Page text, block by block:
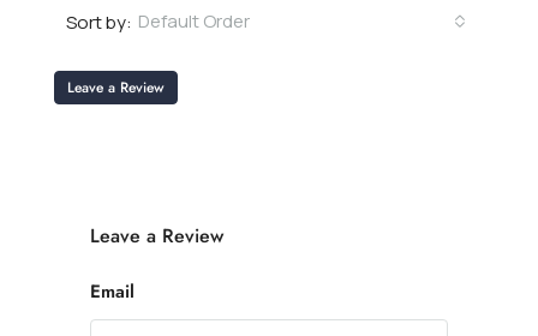
Sort by: Default Order
Leave a Review
Leave a Review
Email